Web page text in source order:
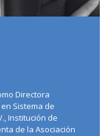
Directora
Sistema de
Institución de
de la Asociación